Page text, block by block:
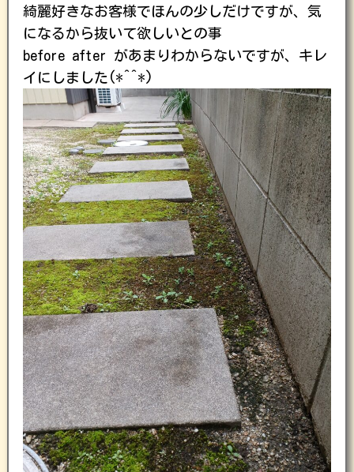
綺麗好きなお客様でほんの少しだけですが、気
になるから抜いて欲しいとの事
before after があまりわからないですが、キレ
イにしました(*^^*)